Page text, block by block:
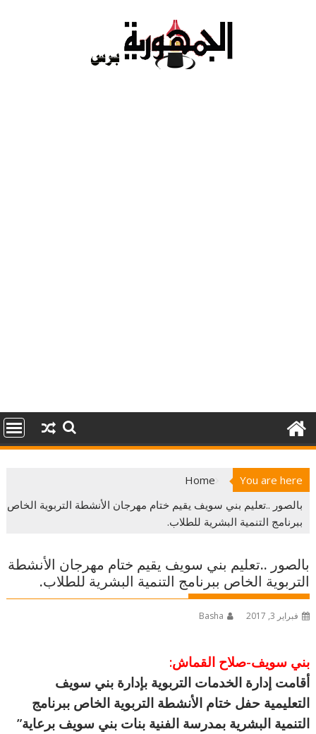
You are here
Home
بالصور ..تعليم بني سويف يقيم ختام مهرجان الأنشطة التربوية الخاص
ببرنامج التنمية البشرية للطلاب.
بالصور ..تعليم بني سويف يقيم ختام مهرجان الأنشطة
التربوية الخاص ببرنامج التنمية البشرية للطلاب.
فبراير 3, 2017 Basha
بني سويف-صلاح القماش:
أقامت إدارة الخدمات التربوية بإدارة بني سويف
التعليمية حفل ختام الأنشطة التربوية الخاص ببرنامج
التنمية البشرية بمدرسة الفنية بنات بني سويف برعاية”